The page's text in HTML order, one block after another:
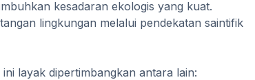
kesadaran ekologis yang kuat.
lingkungan melalui pendekatan saintifik
layak dipertimbangkan antara lain: